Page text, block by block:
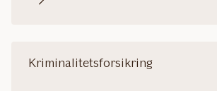
Kriminalitetsforsikring